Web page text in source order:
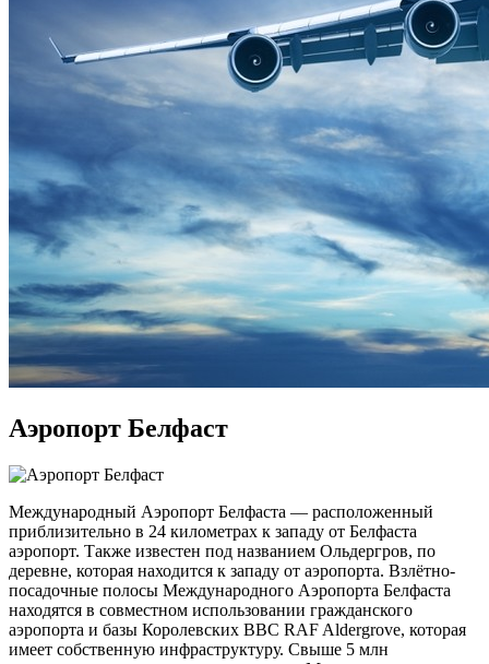
Аэропорт Белфаст
Международный Аэропорт Белфаста — расположенный
приблизительно в 24 километрах к западу от Белфаста
аэропорт. Также известен под названием Ольдергров, по
деревне, которая находится к западу от аэропорта. Взлётно-
посадочные полосы Международного Аэропорта Белфаста
находятся в совместном использовании гражданского
аэропорта и базы Королевских ВВС RAF Aldergrove, которая
имеет собственную инфраструктуру. Свыше 5 млн